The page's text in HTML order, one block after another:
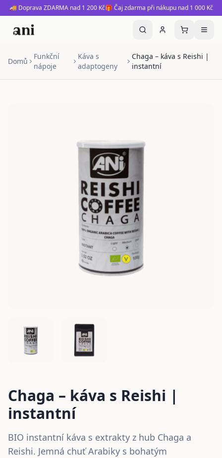
🚚 Doprava ZDARMA nad 1 200 Kč🎁 Čaj zdarma při nákupu nad 1 000 Kč
Domů
Funkční
nápoje
Káva s
adaptogeny
Chaga – káva s Reishi |
instantní
Chaga – káva s Reishi |
instantní
BIO instantní káva s extrakty z hub Chaga a
Reishi. Jemná chuť Arabiky s bohatým